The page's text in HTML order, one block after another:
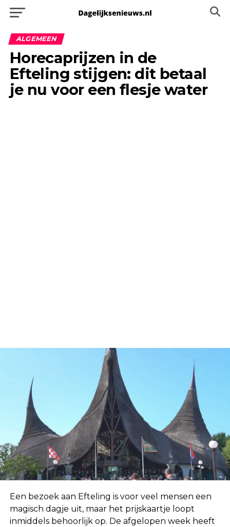
ALGEMEEN
Horecaprijzen in de
Efteling stijgen: dit betaal
je nu voor een flesje water
Een bezoek aan Efteling is voor veel mensen een
magisch dagje uit, maar het prijskaartje loopt
inmiddels behoorlijk op. De afgelopen week heeft